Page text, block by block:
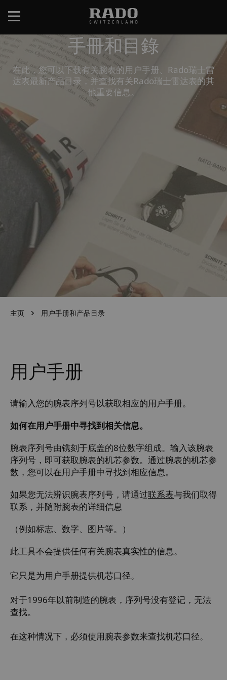
主
手冊和目錄
在此，您可以下载有关腕表的用户手册、Rado瑞士雷
达表最新产品目录，并查找有关Rado瑞士雷达表的其
他重要信息。
主页 用户手册和产品目录
用户手册
请输入您的腕表序列号以获取相应的用户手册。
如何在用户手册中寻找到相关信息。
腕表序列号由镌刻于底盖的8位数字组成。输入该腕表
序列号，即可获取腕表的机芯参数。通过腕表的机芯参
数，您可以在用户手册中寻找到相应信息。
如果您无法辨识腕表序列号，请通过联系表与我们取得
联系，并随附腕表的详细信息
（例如标志、数字、图片等。）
此工具不会提供任何有关腕表真实性的信息。
它只是为用户手册提供机芯口径。
对于1996年以前制造的腕表，序列号没有登记，无法
查找。
在这种情况下，必须使用腕表参数来查找机芯口径。